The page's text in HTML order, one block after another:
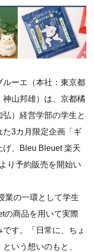
ーエ（本社：東京都
山邦雄）は、京都橘
）経営学部の学生と
3カ月限定企画「ギ
、Bleu Bleuet 楽天
り予約販売を開始い
業の一環として学生
の商品を用いて実際
す。「日常に、ちょ
いう想いのもと、